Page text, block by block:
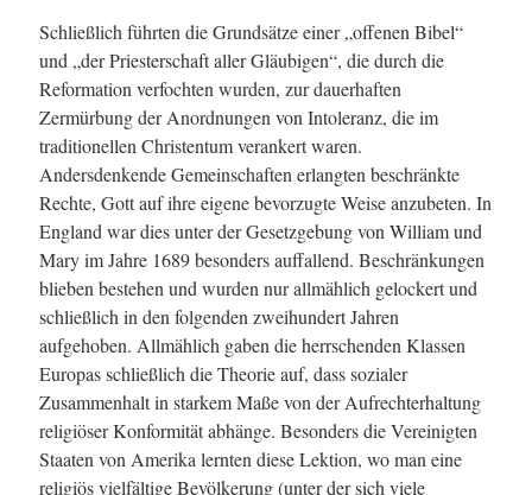
Schließlich führten die Grundsätze einer „offenen Bibel“
und „der Priesterschaft aller Gläubigen“, die durch die
Reformation verfochten wurden, zur dauerhaften
Zermürbung der Anordnungen von Intoleranz, die im
traditionellen Christentum verankert waren.
Andersdenkende Gemeinschaften erlangten beschränkte
Rechte, Gott auf ihre eigene bevorzugte Weise anzubeten. In
England war dies unter der Gesetzgebung von William und
Mary im Jahre 1689 besonders auffallend. Beschränkungen
blieben bestehen und wurden nur allmählich gelockert und
schließlich in den folgenden zweihundert Jahren
aufgehoben. Allmählich gaben die herrschenden Klassen
Europas schließlich die Theorie auf, dass sozialer
Zusammenhalt in starkem Maße von der Aufrechterhaltung
religiöser Konformität abhänge. Besonders die Vereinigten
Staaten von Amerika lernten diese Lektion, wo man eine
religiös vielfältige Bevölkerung (unter der sich viele